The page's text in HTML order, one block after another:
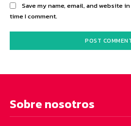
Save my name, email, and website
time I comment.
Sobre nosotros